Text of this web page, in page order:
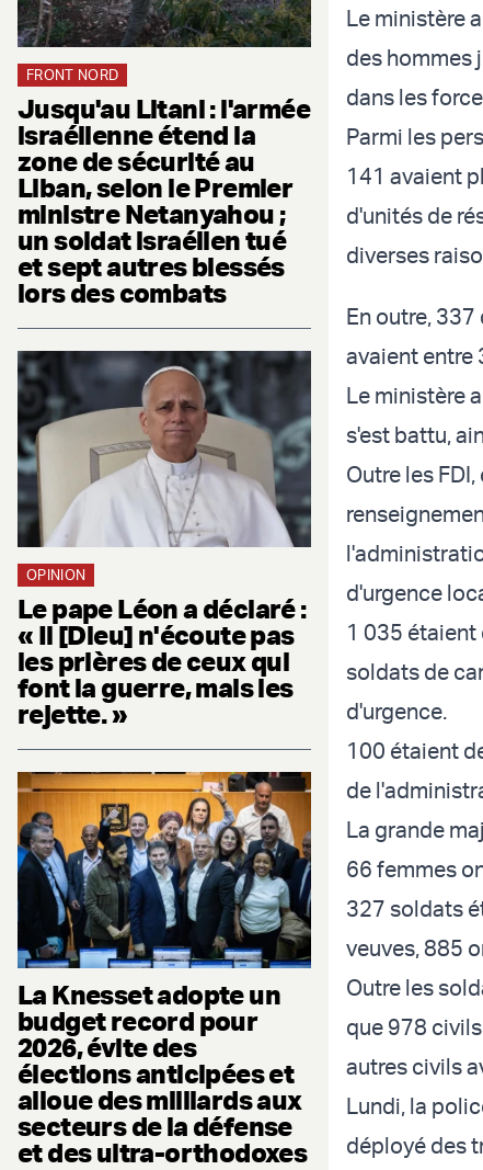
FRONT NORD
Jusqu'au Litani : l'armée
israélienne étend la
zone de sécurité au
Liban, selon le Premier
ministre Netanyahou ;
un soldat israélien tué
et sept autres blessés
lors des combats
OPINION
Le pape Léon a déclaré :
« Il [Dieu] n'écoute pas
les prières de ceux qui
font la guerre, mais les
rejette. »
La Knesset adopte un
budget record pour
2026, évite des
élections anticipées et
alloue des milliards aux
secteurs de la défense
et des ultra-orthodoxes
Le ministère
des hommes
dans les
Parmi les
141 avaient
d'unités de
diverses
En outre,
avaient entre
Le ministère
s'est battu,
Outre les
d'urgence
1 035 étaient
soldats de
d'urgence.
100 étaient
de
La grande
66 femmes
327 soldats
veuves, 885
Outre les
que 978
autres civils
Lundi, la
déployé des